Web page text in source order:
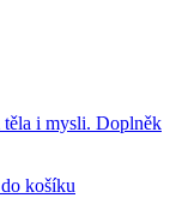
těla i mysli. Doplněk
košíku